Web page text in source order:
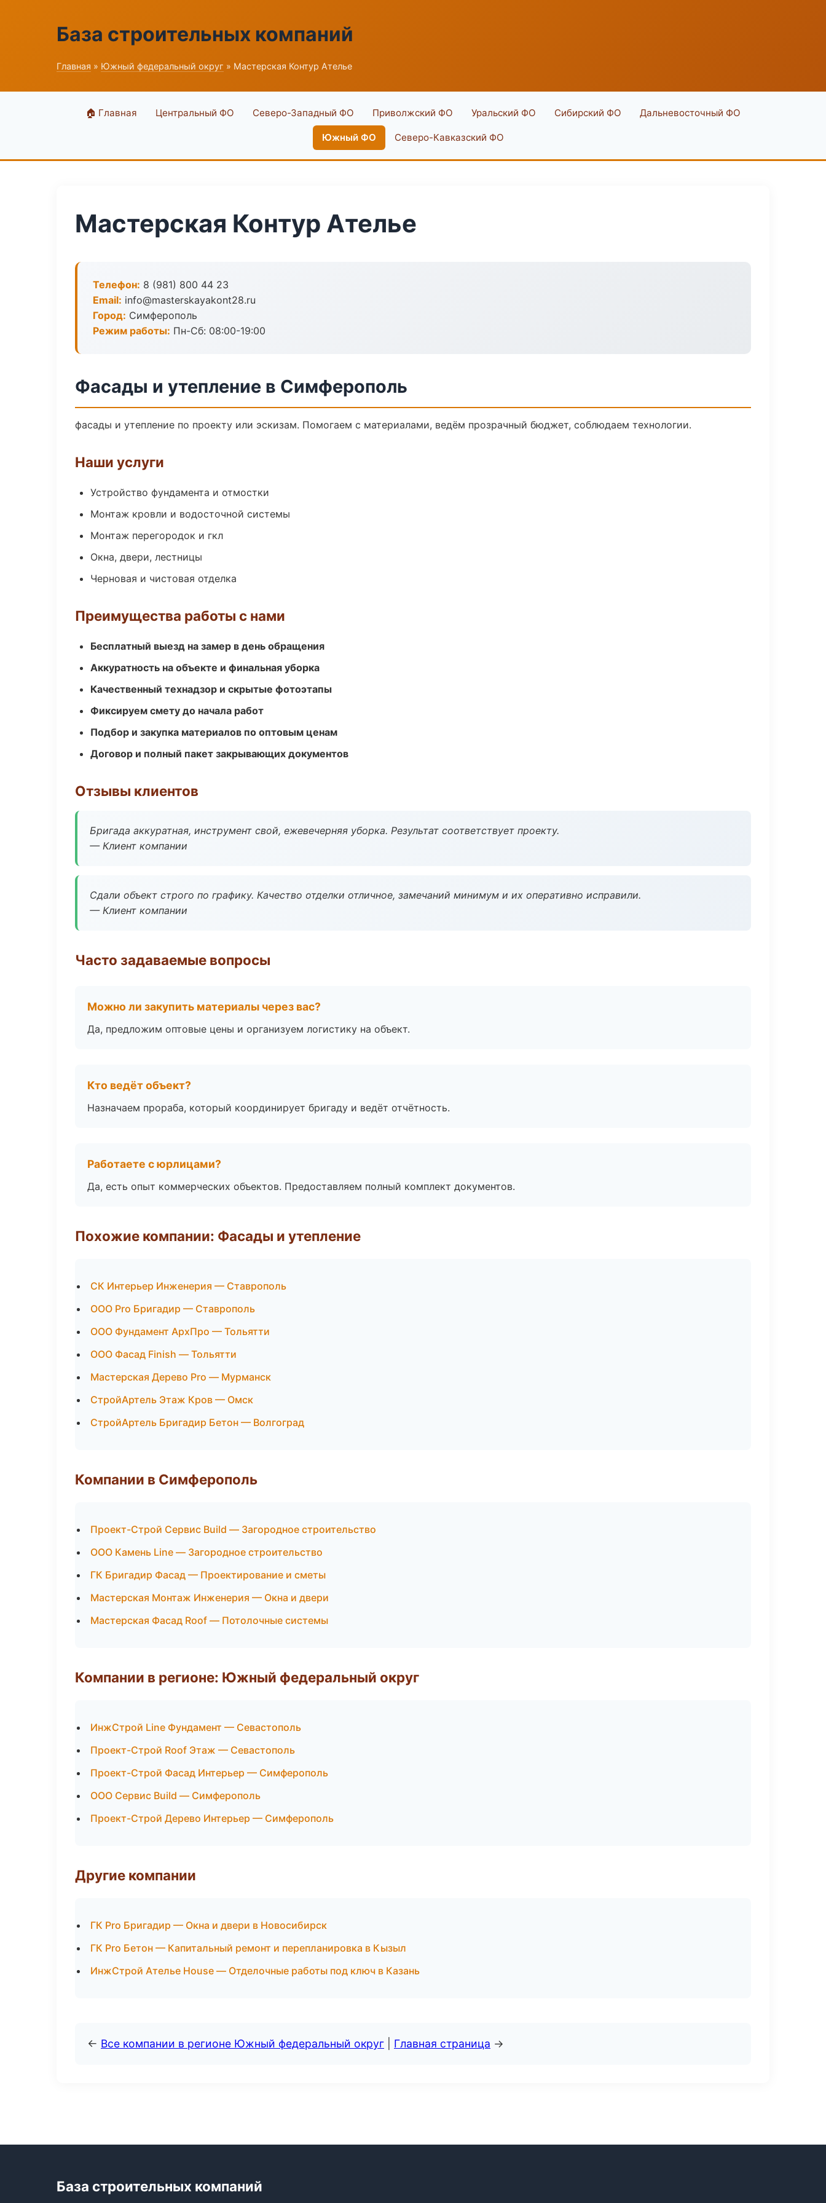
База строительных компаний
Главная » Южный федеральный округ » Мастерская Контур Ателье
🏠 Главная Центральный ФО Северо-Западный ФО Приволжский ФО Уральский ФО Сибирский ФО Дальневосточный ФО
Южный ФО Северо-Кавказский ФО
Мастерская Контур Ателье
Телефон: 8 (981) 800 44 23
Email: info@masterskayakont28.ru
Город: Симферополь
Режим работы: Пн-Сб: 08:00-19:00
Фасады и утепление в Симферополь
фасады и утепление по проекту или эскизам. Помогаем с материалами, ведём прозрачный бюджет, соблюдаем технологии.
Наши услуги
Устройство фундамента и отмостки
Монтаж кровли и водосточной системы
Монтаж перегородок и гкл
Окна, двери, лестницы
Черновая и чистовая отделка
Преимущества работы с нами
Бесплатный выезд на замер в день обращения
Аккуратность на объекте и финальная уборка
Качественный технадзор и скрытые фотоэтапы
Фиксируем смету до начала работ
Подбор и закупка материалов по оптовым ценам
Договор и полный пакет закрывающих документов
Отзывы клиентов
Бригада аккуратная, инструмент свой, ежевечерняя уборка. Результат соответствует проекту.
— Клиент компании
Сдали объект строго по графику. Качество отделки отличное, замечаний минимум и их оперативно исправили.
— Клиент компании
Часто задаваемые вопросы
Можно ли закупить материалы через вас?
Да, предложим оптовые цены и организуем логистику на объект.
Кто ведёт объект?
Назначаем прораба, который координирует бригаду и ведёт отчётность.
Работаете с юрлицами?
Да, есть опыт коммерческих объектов. Предоставляем полный комплект документов.
Похожие компании: Фасады и утепление
СК Интерьер Инженерия — Ставрополь
ООО Pro Бригадир — Ставрополь
ООО Фундамент АрхПро — Тольятти
ООО Фасад Finish — Тольятти
Мастерская Дерево Pro — Мурманск
СтройАртель Этаж Кров — Омск
СтройАртель Бригадир Бетон — Волгоград
Компании в Симферополь
Проект-Строй Сервис Build — Загородное строительство
ООО Камень Line — Загородное строительство
ГК Бригадир Фасад — Проектирование и сметы
Мастерская Монтаж Инженерия — Окна и двери
Мастерская Фасад Roof — Потолочные системы
Компании в регионе: Южный федеральный округ
ИнжСтрой Line Фундамент — Севастополь
Проект-Строй Roof Этаж — Севастополь
Проект-Строй Фасад Интерьер — Симферополь
ООО Сервис Build — Симферополь
Проект-Строй Дерево Интерьер — Симферополь
Другие компании
ГК Pro Бригадир — Окна и двери в Новосибирск
ГК Pro Бетон — Капитальный ремонт и перепланировка в Кызыл
ИнжСтрой Ателье House — Отделочные работы под ключ в Казань
← Все компании в регионе Южный федеральный округ Главная страница →
База строительных компаний